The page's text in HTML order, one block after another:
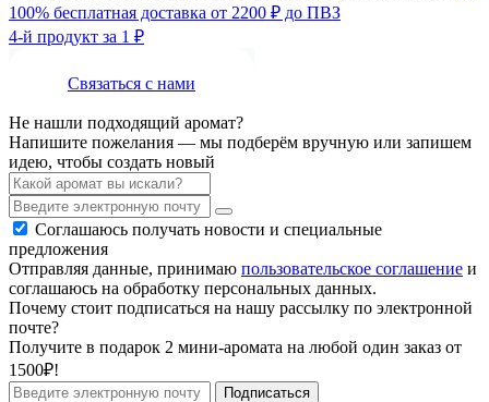
100% бесплатная доставка от 2200 ₽ до ПВЗ
4-й продукт за 1 ₽
Связаться с нами
Не нашли подходящий аромат?
Напишите пожелания — мы подберём вручную или запишем
идею, чтобы создать новый
Соглашаюсь получать новости и специальные
предложения
Отправляя данные, принимаю пользовательское соглашение и
соглашаюсь на обработку персональных данных.
Почему стоит подписаться на нашу рассылку по электронной
почте?
Получите в подарок 2 мини-аромата на любой один заказ от
1500₽!
Подписаться